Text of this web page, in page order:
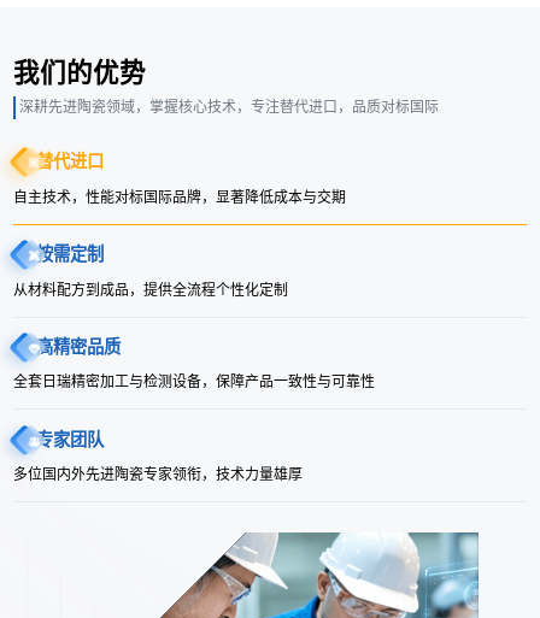
我们的优势
深耕先进陶瓷领域，掌握核心技术，专注替代进口，品质对标国际
替代进口
自主技术，性能对标国际品牌，显著降低成本与交期
按需定制
从材料配方到成品，提供全流程个性化定制
高精密品质
全套日瑞精密加工与检测设备，保障产品一致性与可靠性
专家团队
多位国内外先进陶瓷专家领衔，技术力量雄厚